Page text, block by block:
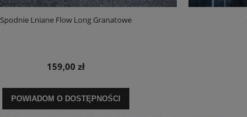
Spodnie Lniane Flow Long Granatowe
159,00 zł
POWIADOM O DOSTĘPNOŚCI